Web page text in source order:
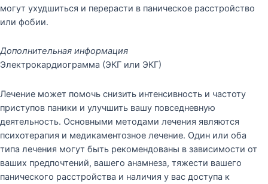
могут ухудшиться и перерасти в паническое расстройство
или фобии.
Дополнительная информация
Электрокардиограмма (ЭКГ или ЭКГ)
Лечение может помочь снизить интенсивность и частоту
приступов паники и улучшить вашу повседневную
деятельность. Основными методами лечения являются
психотерапия и медикаментозное лечение. Один или оба
типа лечения могут быть рекомендованы в зависимости от
ваших предпочтений, вашего анамнеза, тяжести вашего
панического расстройства и наличия у вас доступа к